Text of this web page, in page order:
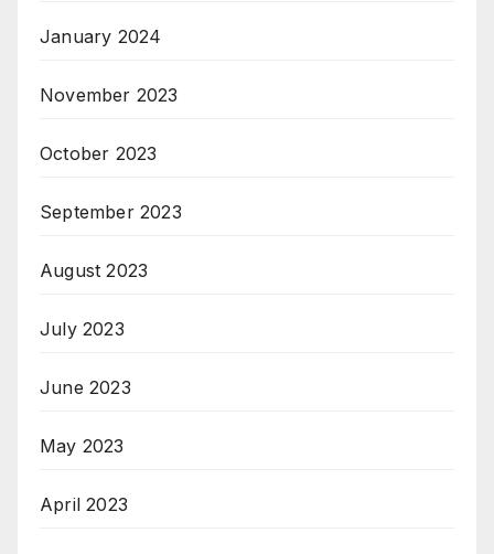
January 2024
November 2023
October 2023
September 2023
August 2023
July 2023
June 2023
May 2023
April 2023